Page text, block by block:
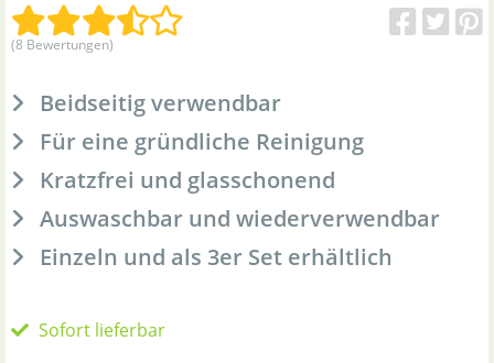
(8 Bewertungen)
Beidseitig verwendbar
Für eine gründliche Reinigung
Kratzfrei und glasschonend
Auswaschbar und wiederverwendbar
Einzeln und als 3er Set erhältlich
Sofort lieferbar